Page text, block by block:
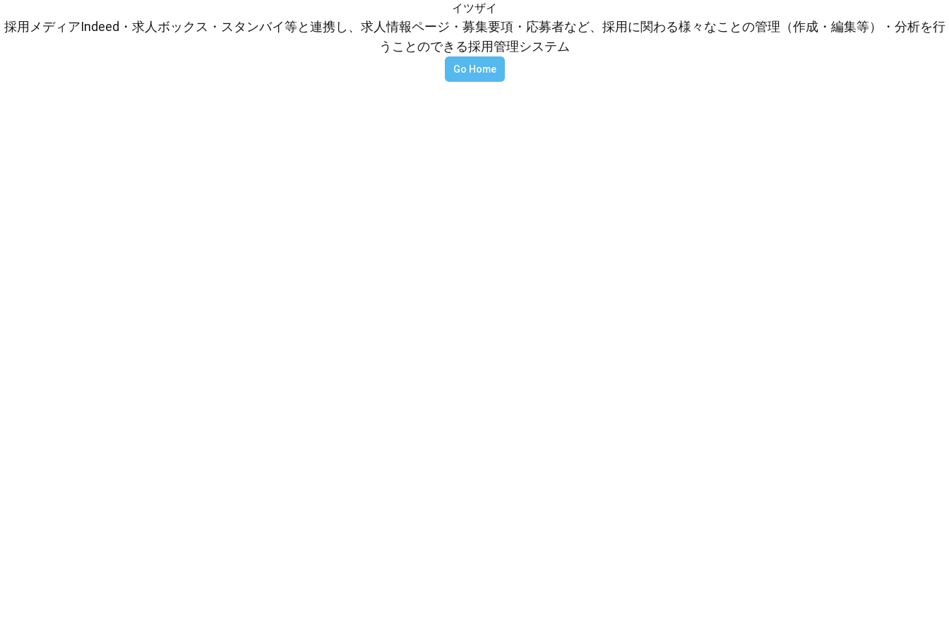
イツザイ
採用メディアIndeed・求人ボックス・スタンバイ等と連携し、求人情報ページ・募集要項・応募者など、採用に関わる様々なことの管理（作成・編集等）・分析を行
うことのできる採用管理システム
Go Home